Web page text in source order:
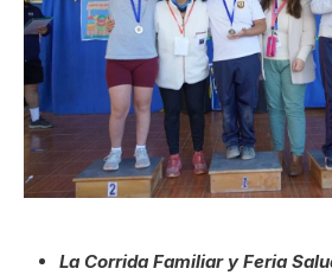
La Corrida Familiar y Feria